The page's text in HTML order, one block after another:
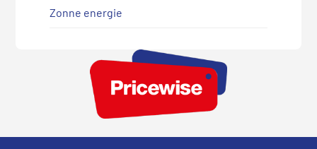
Zonne energie